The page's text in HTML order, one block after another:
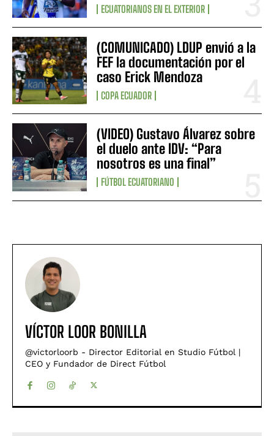
ECUATORIANOS EN EL EXTERIOR
(COMUNICADO) LDUP envió a la
FEF la documentación por el
caso Erick Mendoza
COPA ECUADOR
(VIDEO) Gustavo Álvarez sobre
el duelo ante IDV: “Para
nosotros es una final”
FÚTBOL ECUATORIANO
VÍCTOR LOOR BONILLA
@victorloorb - Director Editorial en Studio Fútbol |
CEO y Fundador de Direct Fútbol